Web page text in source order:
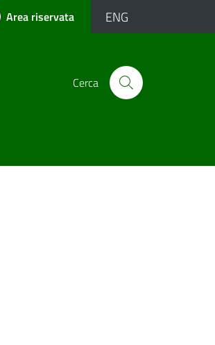
Area riservata ENG
Cerca